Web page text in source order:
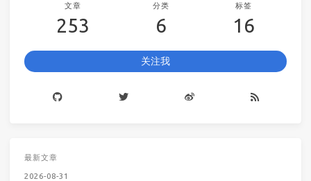
文章
253
分类
6
标签
16
关注我
最新文章
2026-08-31